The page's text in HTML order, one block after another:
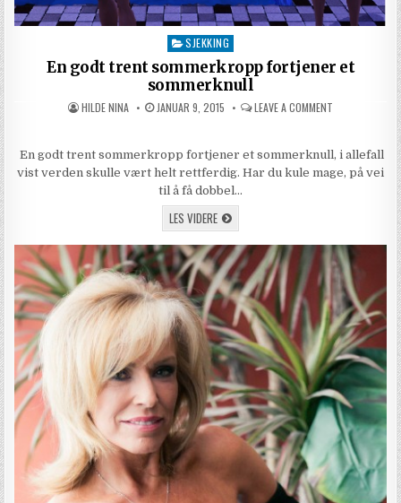
Posted in
SJEKKING
En godt trent sommerkropp fortjener et
sommerknull
AUTHOR:
HILDE NINA PUBLISHED DATE:
JANUAR 9, 2015 LEAVE A COMMENT ON EN GODT
En godt trent sommerkropp fortjener et sommerknull, i allefall
vist verden skulle vært helt rettferdig. Har du kule mage, på vei
til å få dobbel…
LES VIDEREEN GODT TRENT SOMMERKROPP